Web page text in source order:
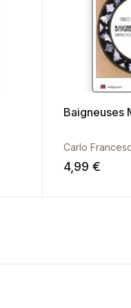
Baigneuses
Carlo
4,99 €